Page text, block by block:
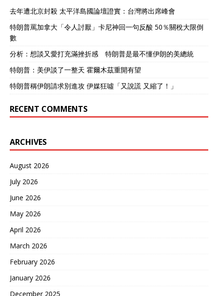
去年遭北京封殺 太平洋島國論壇證實：台灣將出席峰會
特朗普罵加拿大「令人討厭」卡尼神回一句反酸 50％關稅大限倒
數
分析：想談又愛打充滿挫折感 特朗普是最不懂伊朗的美總統
特朗普：美伊談了一整天 霍爾木茲重開有望
特朗普稱伊朗請求別進攻 伊媒狂噓「又說謊 又縮了！」
RECENT COMMENTS
ARCHIVES
August 2026
July 2026
June 2026
May 2026
April 2026
March 2026
February 2026
January 2026
December 2025